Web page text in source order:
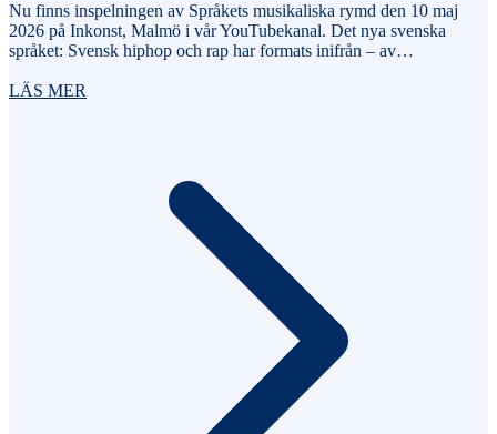
Nu finns inspelningen av Språkets musikaliska rymd den 10 maj
2026 på Inkonst, Malmö i vår YouTubekanal. Det nya svenska
språket: Svensk hiphop och rap har formats inifrån – av…
LÄS MER